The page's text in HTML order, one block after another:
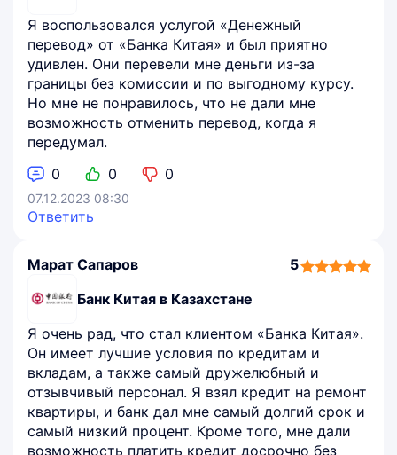
Я воспользовался услугой «Денежный
перевод» от «Банка Китая» и был приятно
удивлен. Они перевели мне деньги из-за
границы без комиссии и по выгодному курсу.
Но мне не понравилось, что не дали мне
возможность отменить перевод, когда я
передумал.
0
0 0
07.12.2023 08:30
Ответить
Марат Сапаров
Банк Китая в Казахстане
5
5,0
Я очень рад, что стал клиентом «Банка Китая».
Он имеет лучшие условия по кредитам и
вкладам, а также самый дружелюбный и
отзывчивый персонал. Я взял кредит на ремонт
квартиры, и банк дал мне самый долгий срок и
самый низкий процент. Кроме того, мне дали
возможность платить кредит досрочно без